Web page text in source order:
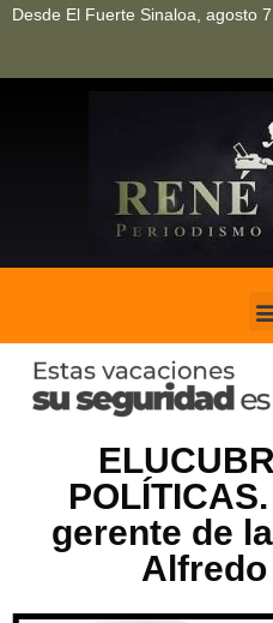
Desde El Fuerte Sinaloa, agosto
gerente de
Alfredo